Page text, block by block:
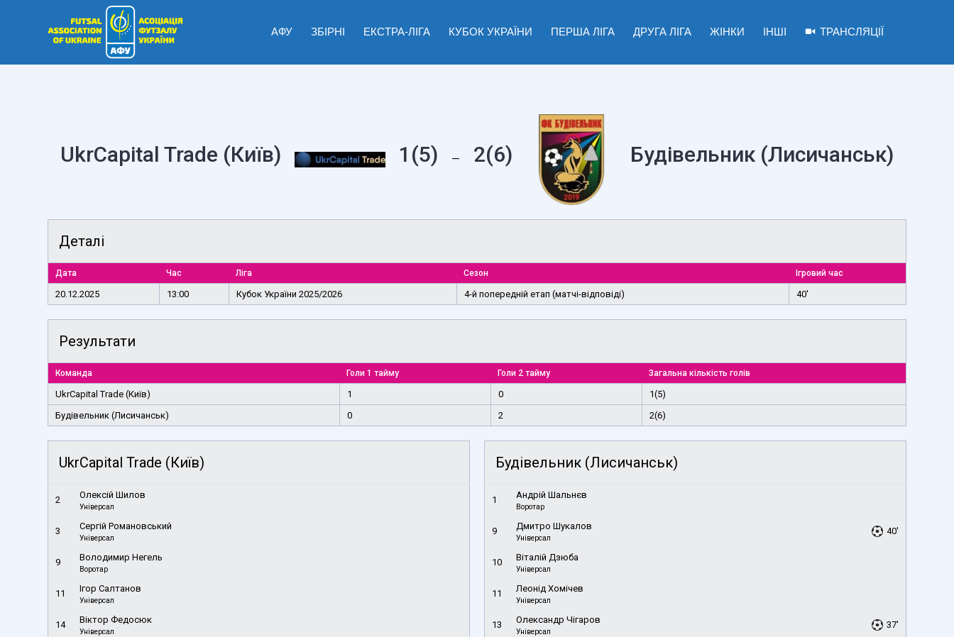
АФУ ЗБІРНІ ЕКСТРА-ЛІГА КУБОК УКРАЇНИ ПЕРША ЛІГА ДРУГА ЛІГА ЖІНКИ ІНШІ ТРАНСЛЯЦІЇ
UkrCapital Trade (Київ) 1(5) — 2(6) Будівельник (Лисичанськ)
Деталі
Дата Час Ліга Сезон Ігровий час
20.12.2025 13:00 Кубок України 2025/2026 4-й попередній етап (матчі-відповіді) 40'
Результати
Команда Голи 1 тайму Голи 2 тайму Загальна кількість голів
UkrCapital Trade (Київ) 1 0
1(5)
Будівельник (Лисичанськ)
0 2 2(6)
UkrCapital Trade (Київ)
2 Олексій Шилов
Універсал
3 Сергій Романовський
Універсал
9 Володимир Негель
Воротар
11 Ігор Салтанов
Універсал
14 Віктор Федосюк
Універсал
Будівельник (Лисичанськ)
1 Андрій Шальнєв
Воротар
9 Дмитро Шукалов
Універсал
40'
10 Віталій Дзюба
Універсал
11 Леонід Хомічев
Універсал
13 Олександр Чігаров
Універсал
37'